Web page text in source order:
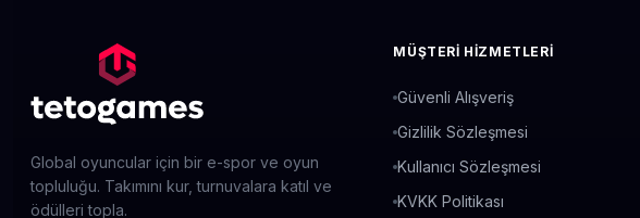
Global oyuncular için bir e-spor ve oyun
topluluğu. Takımını kur, turnuvalara katıl ve
ödülleri topla.
MÜŞTERI HIZMETLERI
Güvenli Alışveriş
Gizlilik Sözleşmesi
Kullanıcı Sözleşmesi
KVKK Politikası